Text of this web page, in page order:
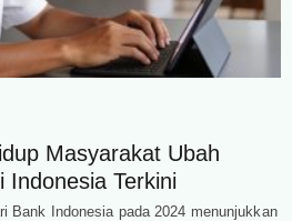
Masyarakat Ubah
Indonesia Terkini
Bank Indonesia pada 2024 menunjukkan